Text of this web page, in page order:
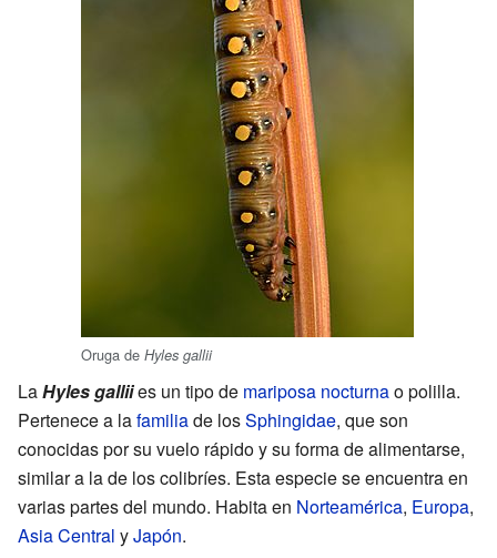
Oruga de Hyles gallii
LaHyles galliies un tipo de mariposa nocturnao polilla.
Pertenece a lafamiliade losSphingidae, que son
conocidas por su vuelo rápido y su forma de alimentarse,
similar a la de los colibríes. Esta especie se encuentra en
varias partes del mundo. Habita en Norteamérica, Europa,
Asia Central yJapón.